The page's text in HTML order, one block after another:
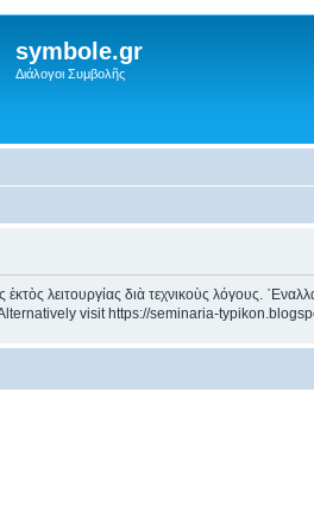
symbole.gr
Διάλογοι Συμβολῆς
λειτουργίας διὰ τεχνικοὺς λόγους.
visit https://seminaria-